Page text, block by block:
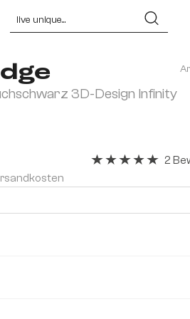
3D-Design Infinity
2